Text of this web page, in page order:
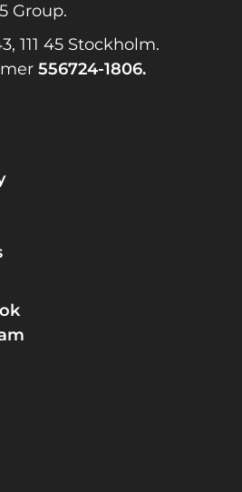
Group.
111 45 Stockholm.
556724-1806.